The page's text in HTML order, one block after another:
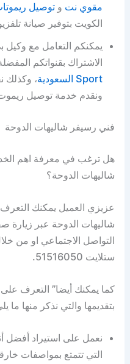
مقوي نت وتوصيل
الكويت بتوفير صيانة
يمكنكم التعامل مع وكيل
الاشتراك بقنواتكم
Sport السعودية
، وكذلك
ونقدم خدمة توصيل
فني رسيفر شاليهات الدوحة
هل ترغب في معرفة اهم
شاليهات الدوحة؟
عزيزي العميل يمكنك
شاليهات الدوحة عبر زيارة
التواصل الاجتماعي او من
ستلايت 51516050.
كما يمكنك أيضا” التعرف
بتقديمها والتي نذكر منها ما
نعمل على استيراد أفضل
التي تتمتع بمواصفات